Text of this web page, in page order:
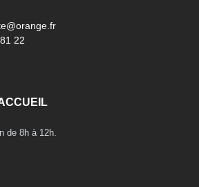
22
de 8h à 12h.